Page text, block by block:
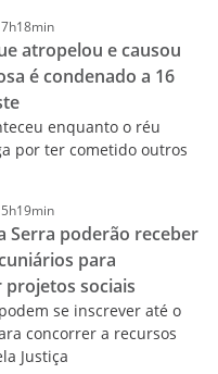
atropelou e causou
é condenado a 16
enquanto o réu
por ter cometido outros
Serra poderão receber
para
sociais
se inscrever até o
concorrer a recursos
Justiça